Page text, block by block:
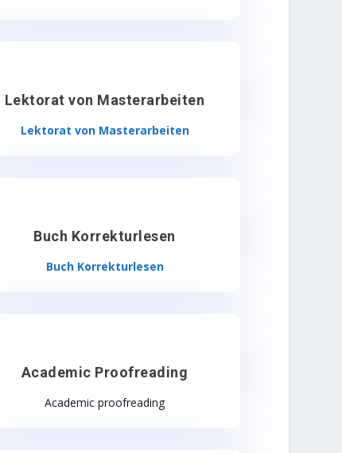
Lektorat von Masterarbeiten
Lektorat von Masterarbeiten
Buch Korrekturlesen
Buch Korrekturlesen
Academic Proofreading
Academic proofreading